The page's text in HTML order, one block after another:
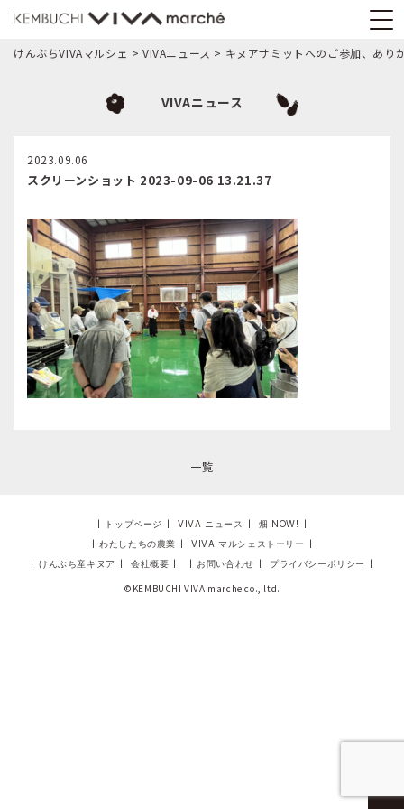
けんぶちVIVAマルシェ >VIVAニュース > キヌアサミットへのご参加、あり
VIVAニュース
2023.09.06
スクリーンショット 2023-09-06 13.21.37
一覧
| トップページ | VIVA ニュース | 畑 NOW! |
| わたしたちの農業 | VIVA マルシェストーリー |
| けんぶち産キヌア | 会社概要 | | お問い合わせ | プライバシーポリシー |
©KEMBUCHI VIVA marche co., ltd.